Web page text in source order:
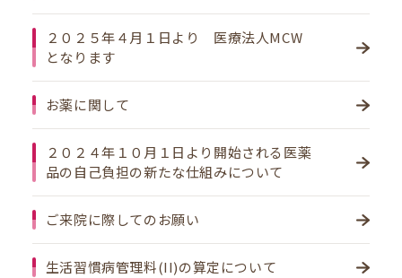
２０２５年４月１日より 医療法人MCW
となります
お薬に関して
２０２４年１０月１日より開始される医薬
品の自己負担の新たな仕組みについて
ご来院に際してのお願い
生活習慣病管理料(II)の算定について